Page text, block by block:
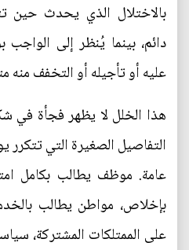
بالاختلال الذي يحدث حين
دائم، بينما يُنظر إلى
عليه أو تأجيله أو التخفف
هذا الخلل لا يظهر فجأة في
التفاصيل الصغيرة التي
عامة. موظف يطالب بكامل
بإخلاص، مواطن يطالب
على الممتلكات المشتركة،